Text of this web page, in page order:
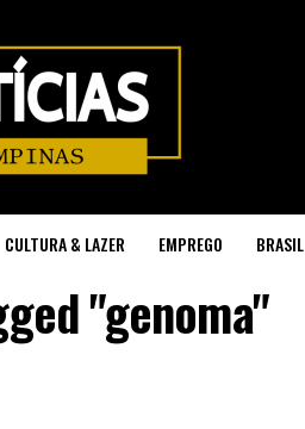
CULTURA & LAZER EMPREGO BRASIL
"genoma"